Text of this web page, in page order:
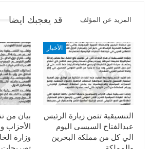
قد يعجبك ايضا المزيد عن المؤلف
بيان من
الأحزاب
وزارة
الأخبار
التنسيقية تثمن زيارة الرئيس
عبدالفتاح السيسى اليوم
الي كل من مملكة البحرين